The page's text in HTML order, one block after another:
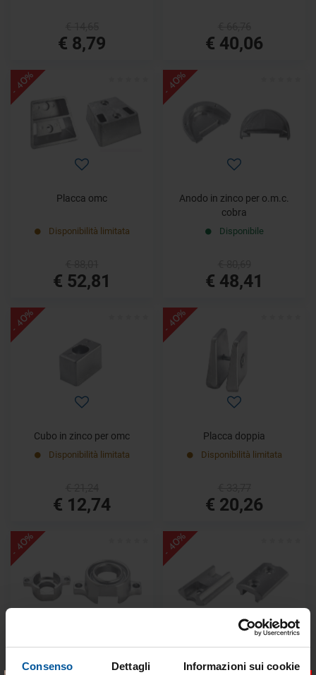
Consenso Dettagli Informazioni sui cookie
€ 8,79 € 40,06
- 40%
Placca omc
Disponibilità limitata
€ 52,81
- 40%
Anodo in zinco per o.m.c.
cobra
Disponibile
€ 48,41
- 40%
Cubo in zinco per omc
Disponibilità limitata
€ 12,74
- 40%
Placca doppia
Disponibilità limitata
€ 20,26
- 40% - 40%
Placca diabolo